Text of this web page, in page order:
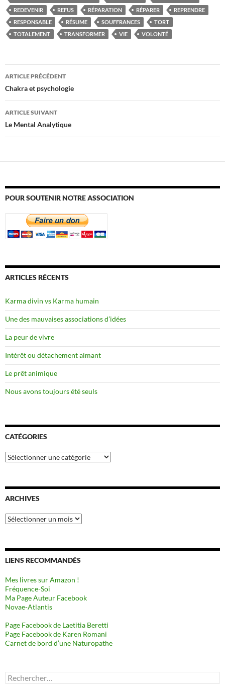
REDEVENIR
REFUS RÉPARATION RÉPARER
REPRENDRE
RESPONSABLE
RÉSUME SOUFFRANCES
TORT
TOTALEMENT
TRANSFORMER VIE VOLONTÉ
Navigation
des
articles
ARTICLE PRÉCÉDENT
Chakra et psychologie
ARTICLE SUIVANT
Le Mental Analytique
POUR SOUTENIR NOTRE ASSOCIATION
ARTICLES RÉCENTS
Karma divin vs Karma humain
Une des mauvaises associations d’idées
La peur de vivre
Intérêt ou détachement aimant
Le prêt animique
Nous avons toujours été seuls
CATÉGORIES
Catégories
ARCHIVES
Archives
LIENS RECOMMANDÉS
Mes livres sur Amazon !
Fréquence-Soi
Ma Page Auteur Facebook
Novae-Atlantis
Page Facebook de Laetitia Beretti
Page Facebook de Karen Romani
Carnet de bord d’une Naturopathe
Rechercher :